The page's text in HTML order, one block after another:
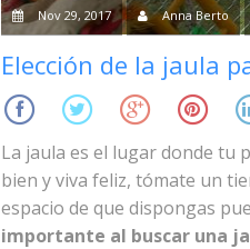
Nov 29, 2017 Anna Berto
Elección de la jaula
La jaula es el lugar donde tu
bien y viva feliz, tómate un
espacio de que dispongas
importante al buscar una